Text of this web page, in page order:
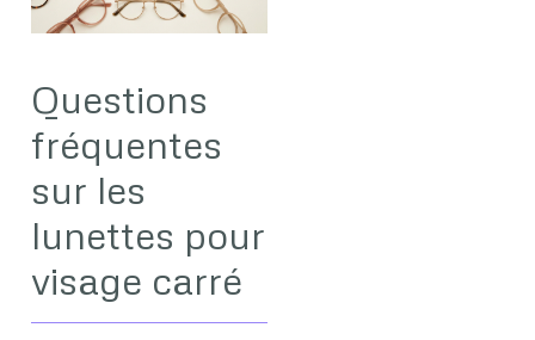
Questions
fréquentes
sur les
lunettes pour
visage carré